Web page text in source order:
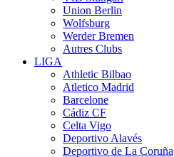
Union Berlin
Wolfsburg
Werder Bremen
Autres Clubs
LIGA
Athletic Bilbao
Atletico Madrid
Barcelone
Cádiz CF
Celta Vigo
Deportivo Alavés
Deportivo de La Coruña